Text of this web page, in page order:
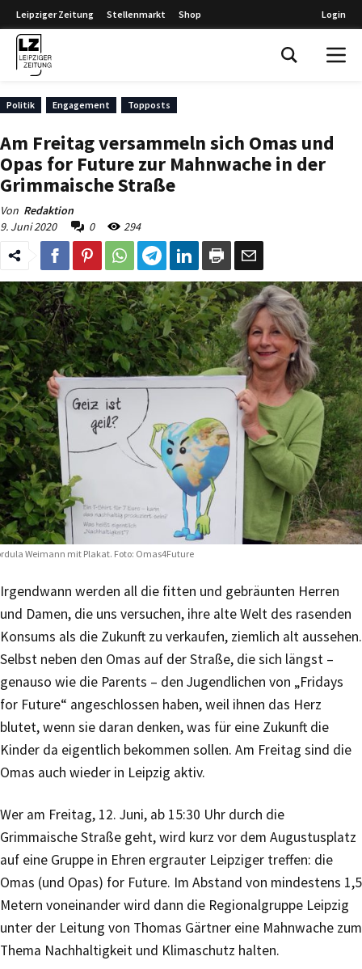
Leipziger Zeitung Stellenmarkt Shop Login
Politik Engagement Topposts
Am Freitag versammeln sich Omas und
Opas for Future zur Mahnwache in der
Grimmaische Straße
Von Redaktion
9. Juni 2020
0 294
Weimann mit Plakat. Foto: Omas4Future
Irgendwann werden all die fitten und gebräunten Herren
und Damen, die uns versuchen, ihre alte Welt des rasenden
Konsums als die Zukunft zu verkaufen, ziemlich alt aussehen.
Selbst neben den Omas auf der Straße, die sich längst –
genauso wie die Parents – den Jugendlichen von „Fridays
for Future“ angeschlossen haben, weil ihnen das Herz
blutet, wenn sie daran denken, was für eine Zukunft die
Kinder da eigentlich bekommen sollen. Am Freitag sind die
Omas auch wieder in Leipzig aktiv.
Wer am Freitag, 12. Juni, ab 15:30 Uhr durch die
Grimmaische Straße geht, wird kurz vor dem Augustusplatz
auf eine Gruppe in Ehren ergrauter Leipziger treffen: die
Omas (und Opas) for Future. Im Abstand von mindestens 1,5
Metern voneinander wird dann die Regionalgruppe Leipzig
unter der Leitung von Thomas Gärtner eine Mahnwache zum
Thema Nachhaltigkeit und Klimaschutz halten.